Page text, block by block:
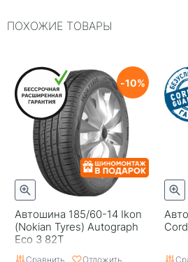
Типоразмер
RunFlat
Нет
Комплектация
Шип
Гарантия
ПОХОЖИЕ ТОВАРЫ
Автошина 185/60-14 Ikon
(Nokian Tyrеs) Autograph
Eco 3 82T
10
Сравнить Отложить